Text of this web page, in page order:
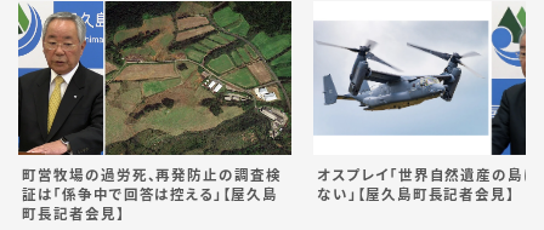
町営牧場の過労死、再発防止の調査検
証は「係争中で回答は控える」【屋久島
町長記者会見】
オスプレイ「世界自然遺産の島に
ない」【屋久島町長記者会見】